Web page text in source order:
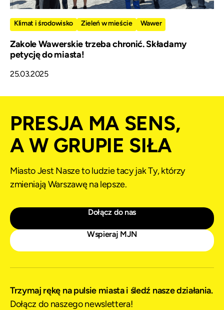
Klimat i środowisko Zieleń w mieście Wawer
Zakole Wawerskie trzeba chronić. Składamy
petycję do miasta!
25.03.2025
PRESJA MA SENS,
A W GRUPIE SIŁA
Miasto Jest Nasze to ludzie tacy jak Ty, którzy
zmieniają Warszawę na lepsze.
Dołącz do nas
Wspieraj MJN
Trzymaj rękę na pulsie miasta i śledź nasze działania.
Dołącz do naszego newslettera!